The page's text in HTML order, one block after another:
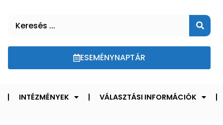
ESEMÉNYNAPTÁR
INTÉZMÉNYEK
VÁLASZTÁSI INFORMÁCIÓK